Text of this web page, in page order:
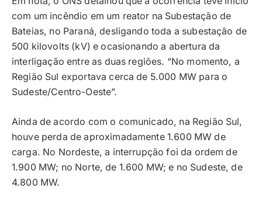
com um incêndio em um reator na Subestação de
Bateias, no Paraná, desligando toda a subestação de
500 kilovolts (kV) e ocasionando a abertura da
interligação entre as duas regiões. “No momento, a
Região Sul exportava cerca de 5.000 MW para o
Sudeste/Centro-Oeste”.
Ainda de acordo com o comunicado, na Região Sul,
houve perda de aproximadamente 1.600 MW de
carga. No Nordeste, a interrupção foi da ordem de
1.900 MW; no Norte, de 1.600 MW; e no Sudeste, de
4.800 MW.